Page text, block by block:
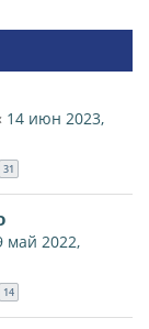
14 июн 2023,
31
май 2022,
14